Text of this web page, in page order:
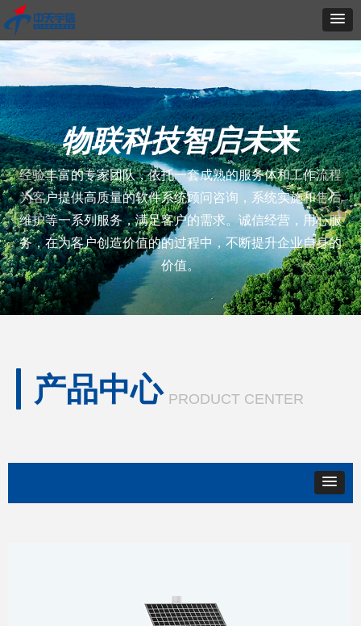
物联科技智启未来
经验丰富的专家团队，依托一套成熟的服务体和工作流程
为客户提供高质量的软件系统顾问咨询，系统实施和售后
维护等一系列服务，满足客户的需求。诚信经营，用心服
务，在为客户创造价值的的过程中，不断提升企业自身的
价值。
넳 넲
产品中心 PRODUCT CENTER